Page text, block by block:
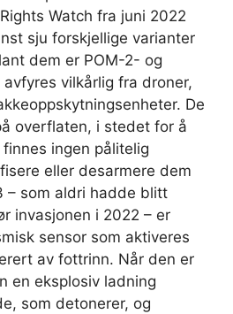
Watch fra juni 2022
sju forskjellige varianter
dem er POM-2- og
vilkårlig fra droner,
De
overflaten, i stedet for å
ingen pålitelig
eller desarmere dem
– som aldri hadde blitt
invasjonen i 2022 – er
sensor som aktiveres
av fottrinn. Når den er
en eksplosiv ladning
som detonerer, og